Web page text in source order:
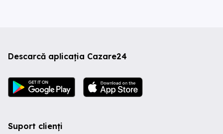
Descarcă aplicația Cazare24
Suport clienți